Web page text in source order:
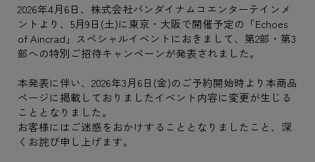
2026年4月6日、株式会社バンダイナムコエンターテインメ
ントより、5月9日(土)に東京・大阪で開催予定の「Echoes
of Aincrad」スペシャルイベントにおきまして、第2部・第3
部への特別ご招待キャンペーンが発表されました。
本発表に伴い、2026年3月6日(金)のご予約開始時より本商品
ページに掲載しておりましたイベント内容に変更が生じる
こととなりました。
お客様にはご迷惑をおかけすることとなりましたこと、深
くお詫び申し上げます。